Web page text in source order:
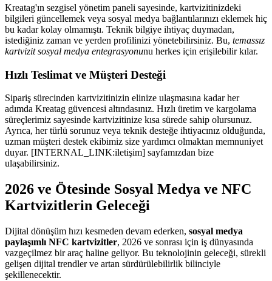
Kreatag'ın sezgisel yönetim paneli sayesinde, kartvizitinizdeki
bilgileri güncellemek veya sosyal medya bağlantılarınızı eklemek hiç
bu kadar kolay olmamıştı. Teknik bilgiye ihtiyaç duymadan,
istediğiniz zaman ve yerden profilinizi yönetebilirsiniz. Bu, temassız
kartvizit sosyal medya entegrasyonunu herkes için erişilebilir kılar.
Hızlı Teslimat ve Müşteri Desteği
Sipariş sürecinden kartvizitinizin elinize ulaşmasına kadar her
adımda Kreatag güvencesi altındasınız. Hızlı üretim ve kargolama
süreçlerimiz sayesinde kartvizitinize kısa sürede sahip olursunuz.
Ayrıca, her türlü sorunuz veya teknik desteğe ihtiyacınız olduğunda,
uzman müşteri destek ekibimiz size yardımcı olmaktan memnuniyet
duyar. [INTERNAL_LINK:iletişim] sayfamızdan bize
ulaşabilirsiniz.
2026 ve Ötesinde Sosyal Medya ve NFC
Kartvizitlerin Geleceği
Dijital dönüşüm hızı kesmeden devam ederken, sosyal medya
paylaşımlı NFC kartvizitler, 2026 ve sonrası için iş dünyasında
vazgeçilmez bir araç haline geliyor. Bu teknolojinin geleceği, sürekli
gelişen dijital trendler ve artan sürdürülebilirlik bilinciyle
şekillenecektir.